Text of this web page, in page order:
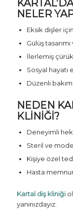
NELER
Eksik dişler
Gülüş
İlerlemiş
Sosyal hayatı
Düzenli
NEDEN
KLINIĞI?
Deneyimli
Steril ve
Kişiye özel
Hasta
Kartal diş kliniği
yanınızdayız.